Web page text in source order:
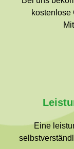
kostenlose
Eine